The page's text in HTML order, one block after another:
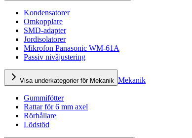
Kondensatorer
Omkopplare
SMD-adapter
Jordisolatorer
Mikrofon Panasonic WM-61A
Passiv nivåjustering
Visa underkategorier för Mekanik Mekanik
Gummifötter
Rattar för 6 mm axel
Rörhållare
Lödstöd